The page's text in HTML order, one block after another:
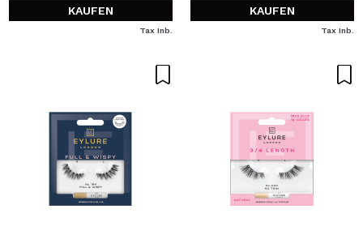
BENUTZERKONTO ERSTELLEN
KAUFEN
Tax Inb.
KAUFEN
Tax Inb.